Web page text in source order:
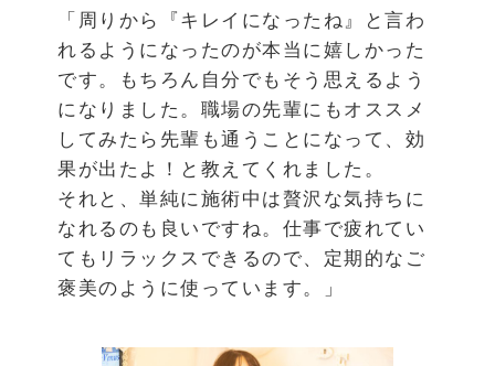
「周りから『キレイになったね』と言わ
れるようになったのが本当に嬉しかった
です。もちろん自分でもそう思えるよう
になりました。職場の先輩にもオススメ
してみたら先輩も通うことになって、効
果が出たよ！と教えてくれました。
それと、単純に施術中は贅沢な気持ちに
なれるのも良いですね。仕事で疲れてい
てもリラックスできるので、定期的なご
褒美のように使っています。」